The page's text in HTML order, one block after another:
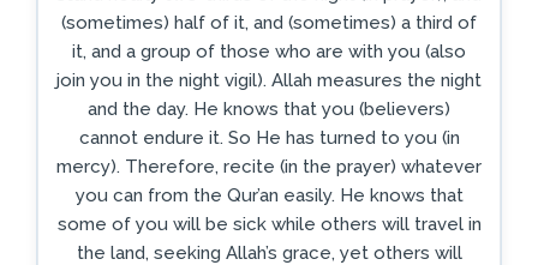
(sometimes) half of it, and (sometimes) a third of
it, and a group of those who are with you (also
join you in the night vigil). Allah measures the night
and the day. He knows that you (believers)
cannot endure it. So He has turned to you (in
mercy). Therefore, recite (in the prayer) whatever
you can from the Qur’an easily. He knows that
some of you will be sick while others will travel in
the land, seeking Allah’s grace, yet others will